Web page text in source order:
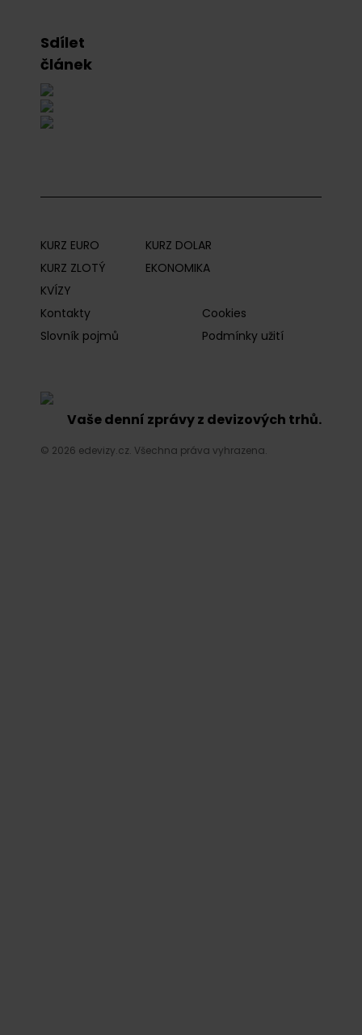
Sdílet
článek
KURZ EURO
KURZ DOLAR
KURZ ZLOTÝ
EKONOMIKA
KVÍZY
Kontakty
Cookies
Slovník pojmů
Podmínky užití
Vaše denní zprávy z devizových trhů.
© 2026 edevizy.cz. Všechna práva vyhrazena.